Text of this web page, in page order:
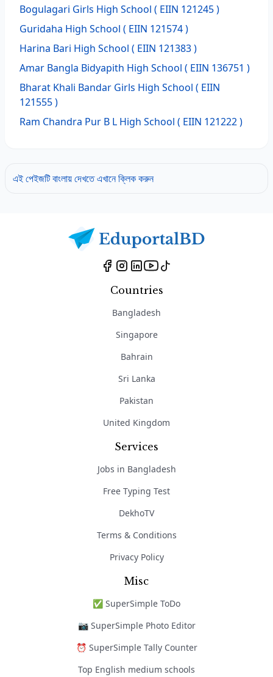
Bogulagari Girls High School ( EIIN 121245 )
Guridaha High School ( EIIN 121574 )
Harina Bari High School ( EIIN 121383 )
Amar Bangla Bidyapith High School ( EIIN 136751 )
Bharat Khali Bandar Girls High School ( EIIN
121555 )
Ram Chandra Pur B L High School ( EIIN 121222 )
এই পেইজটি বাংলায় দেখতে এখানে ক্লিক করুন
Countries
Bangladesh
Singapore
Bahrain
Sri Lanka
Pakistan
United Kingdom
Services
Jobs in Bangladesh
Free Typing Test
DekhoTV
Terms & Conditions
Privacy Policy
Misc
✅ SuperSimple ToDo
📷 SuperSimple Photo Editor
⏰ SuperSimple Tally Counter
Top English medium schools